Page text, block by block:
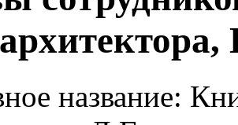
название: